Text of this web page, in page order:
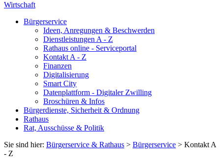
Wirtschaft
Bürgerservice
Ideen, Anregungen & Beschwerden
Dienstleistungen A - Z
Rathaus online - Serviceportal
Kontakt A - Z
Finanzen
Digitalisierung
Smart City
Datenplattform - Digitaler Zwilling
Broschüren & Infos
Bürgerdienste, Sicherheit & Ordnung
Rathaus
Rat, Ausschüsse & Politik
Sie sind hier: Bürgerservice & Rathaus > Bürgerservice > Kontakt A
- Z